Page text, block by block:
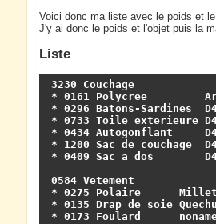
Voici donc ma liste avec le poids et
J'y ai donc le poids et l'objet puis la
Liste
3230 Couchage
* 0161 Polycree
* 0296 Batons-Sardines
* 0733 Toile exterieure
* 0434 Autogonflant
* 1200 Sac de
* 0409 Sac a dos
0584 Vetement
* 0275 Polaire
* 0135 Drap de soie
* 0173 Foulard